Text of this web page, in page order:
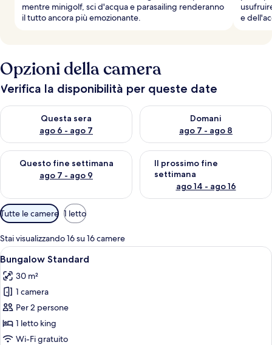
mentre minigolf, sci d'acqua e parasailing renderanno
il tutto ancora più emozionante.
e
Opzioni della camera
Verifica la disponibilità per queste date
Questa sera
ago 6 - ago 7
Verifica la disponibilità per questa sera, ago 6 - ago 7
Domani
ago 7 - ago 8
Verifica la disponibilità per
Questo fine settimana
ago 7 - ago 9
Verifica la disponibilità per questo fine settimana, ago 7 - ago
Il prossimo fine
settimana
ago 14 - ago 16
Verifica la disponibilità per il
Filtri
disponibili
per
le
camere
Tutte le camere 1 letto
Stai visualizzando 16 su 16 camere
Apri
tutte
le
foto
per
Bungalow
Standard
Camera d'albergo con un letto, un
8
Bungalow Standard
30 m²
1 camera
Per 2 persone
1 letto king
Wi-Fi gratuito